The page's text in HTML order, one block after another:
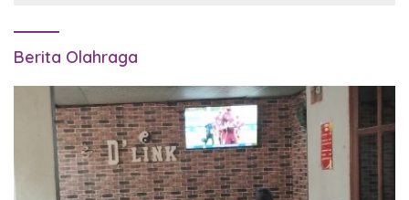
Berita Olahraga